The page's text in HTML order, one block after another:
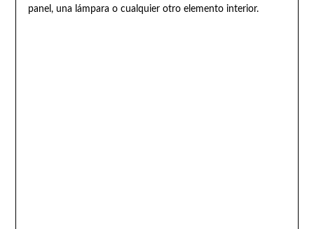
panel, una lámpara o cualquier otro elemento interior.